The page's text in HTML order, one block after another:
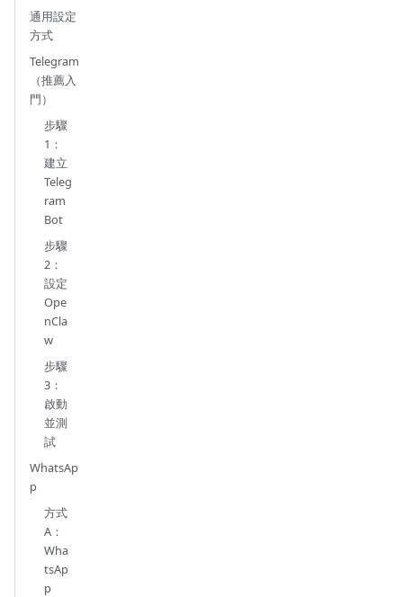
通用設定
方式
Telegram
（推薦入
門）
步驟
1：
建立
Teleg
ram
Bot
步驟
2：
設定
Ope
nCla
w
步驟
3：
啟動
並測
試
WhatsAp
p
方式
A：
Wha
tsAp
p